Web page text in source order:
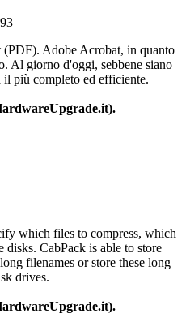
Adobe Acrobat, in quanto
. Al giorno d'oggi, sebbene siano
il più completo ed efficiente.
which files to compress, which
CabPack is able to store
filenames or store these long
drives.